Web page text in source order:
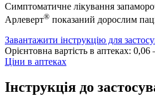
Симптоматичне лікування
Арлеверт® показаний дорослим
Завантажити інструкцію для
Орієнтовна вартість в аптеках: 0,06
Ціни в аптеках
Інструкція до